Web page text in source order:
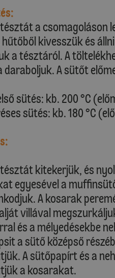
a csomagoláson
kivesszük és
a tésztáról. A
daraboljuk. A sütőt
sütés: kb. 200 °C
sütés: kb. 180 °C
kitekerjük, és
egyesével a
A kosarak
villával
és a mélyedésekbe
a sütő középső
A sütőpapírt és a
a kosarakat.